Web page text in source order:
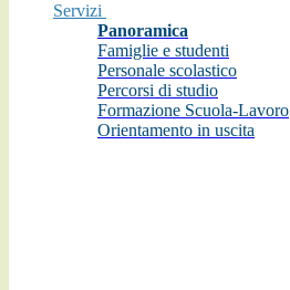
Servizi
Panoramica
Famiglie e studenti
Personale scolastico
Percorsi di studio
Formazione Scuola-Lavoro
Orientamento in uscita